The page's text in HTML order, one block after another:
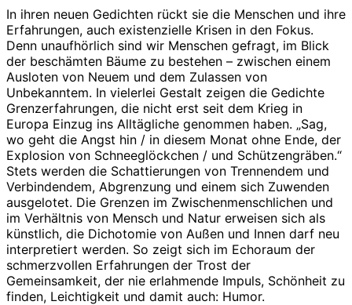
In ihren neuen Gedichten rückt sie die Menschen und ihre
Erfahrungen, auch existenzielle Krisen in den Fokus.
Denn unaufhörlich sind wir Menschen gefragt, im Blick
der beschämten Bäume zu bestehen – zwischen einem
Ausloten von Neuem und dem Zulassen von
Unbekanntem. In vielerlei Gestalt zeigen die Gedichte
Grenzerfahrungen, die nicht erst seit dem Krieg in
Europa Einzug ins Alltägliche genommen haben. „Sag,
wo geht die Angst hin / in diesem Monat ohne Ende, der
Explosion von Schneeglöckchen / und Schützengräben.“
Stets werden die Schattierungen von Trennendem und
Verbindendem, Abgrenzung und einem sich Zuwenden
ausgelotet. Die Grenzen im Zwischenmenschlichen und
im Verhältnis von Mensch und Natur erweisen sich als
künstlich, die Dichotomie von Außen und Innen darf neu
interpretiert werden. So zeigt sich im Echoraum der
schmerzvollen Erfahrungen der Trost der
Gemeinsamkeit, der nie erlahmende Impuls, Schönheit zu
finden, Leichtigkeit und damit auch: Humor.